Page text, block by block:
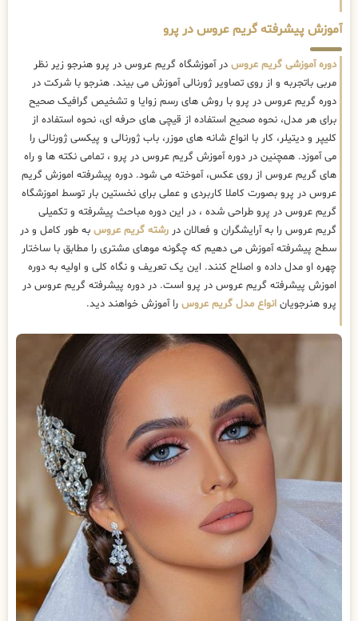
آموزش پیشرفته گریم عروس در پرو
دوره آموزشی گریم عروس در آموزشگاه گریم عروس در پرو هنرجو زیر نظر
مربی باتجربه و از روی تصاویر ژورنالی آموزش می بیند. هنرجو با شرکت در
دوره گریم عروس در پرو با روش های رسم زوایا و تشخیص گرافیک صحیح
برای هر مدل، نحوه صحیح استفاده از قیچی های حرفه ای، نحوه استفاده از
کلیپر و دیتیلر، کار با انواع شانه های موزر، باب ژورنالی و پیکسی ژورنالی را
می آموزد. همچنین در دوره آموزش گریم عروس در پرو ، تمامی نکته ها و راه
های گریم عروس از روی عکس، آموخته می شود. دوره پیشرفته اموزش گریم
عروس در پرو بصورت کاملا کاربردی و عملی برای نخستین بار توسط اموزشگاه
گریم عروس در پرو طراحی شده ، در این دوره مباحث پیشرفته و تکمیلی
گریم عروس را به آرایشگران و فعالان در رشته گریم عروس به طور کامل و در
سطح پیشرفته آموزش می دهیم که چگونه موهای مشتری را مطابق با ساختار
چهره او مدل داده و اصلاح کنند. این یک تعریف و نگاه کلی و اولیه به دوره
اموزش پیشرفته گریم عروس در پرو است. در دوره پیشرفته گریم عروس در
پرو هنرجویان انواع مدل گریم عروس را آموزش خواهند دید.